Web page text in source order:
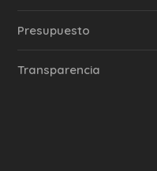
Presupuesto
Transparencia